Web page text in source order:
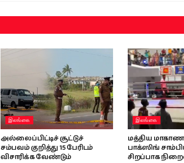
இலங்கை
அல்லைப்பிட்டிச் சூட்டுச்
சம்பவம் குறித்து 15 பேரிடம்
விசாரிக்க வேண்டும்
இலங்கை
மத்திய மாகாண
பாக்ஸிங்
சிறப்பாக